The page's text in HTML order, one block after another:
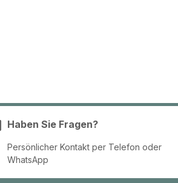
Haben Sie Fragen?
Persönlicher Kontakt per Telefon oder
WhatsApp